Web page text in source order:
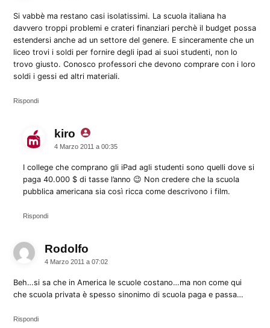
Si vabbè ma restano casi isolatissimi. La scuola italiana ha
davvero troppi problemi e crateri finanziari perchè il budget possa
estendersi anche ad un settore del genere. E sinceramente che un
liceo trovi i soldi per fornire degli ipad ai suoi studenti, non lo
trovo giusto. Conosco professori che devono comprare con i loro
soldi i gessi ed altri materiali.
Rispondi
kiro dice:
4 Marzo 2011 a 00:35
I college che comprano gli iPad agli studenti sono quelli dove si
paga 40.000 $ di tasse l’anno 😉 Non credere che la scuola
pubblica americana sia così ricca come descrivono i film.
Rispondi
Rodolfo
4 Marzo 2011 a 07:02
Beh…si sa che in America le scuole costano…ma non come qui
che scuola privata è spesso sinonimo di scuola paga e passa…
Rispondi